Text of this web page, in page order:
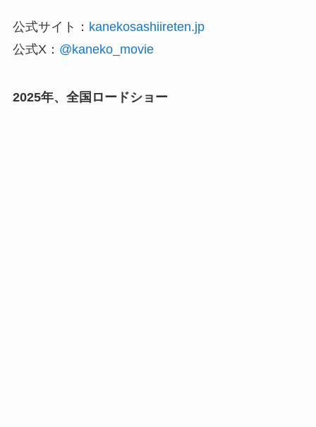
公式サイト： kanekosashiireten.jp
公式X： @kaneko_movie
2025年、全国ロードショー